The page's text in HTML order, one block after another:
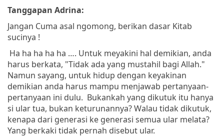
Tanggapan Adrina:
Jangan Cuma asal ngomong, berikan dasar Kitab
sucinya !
Ha ha ha ha ha …. Untuk meyakini hal demikian, anda
harus berkata, "Tidak ada yang mustahil bagi Allah."
Namun sayang, untuk hidup dengan keyakinan
demikian anda harus mampu menjawab pertanyaan-
pertanyaan ini dulu. Bukankah yang dikutuk itu hanya
si ular tua, bukan keturunannya? Walau tidak dikutuk,
kenapa dari generasi ke generasi semua ular melata?
Yang berkaki tidak pernah disebut ular.